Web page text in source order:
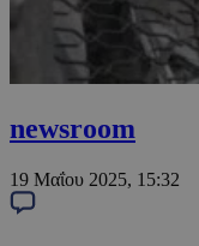
newsroom
19 Μαΐου 2025, 15:32